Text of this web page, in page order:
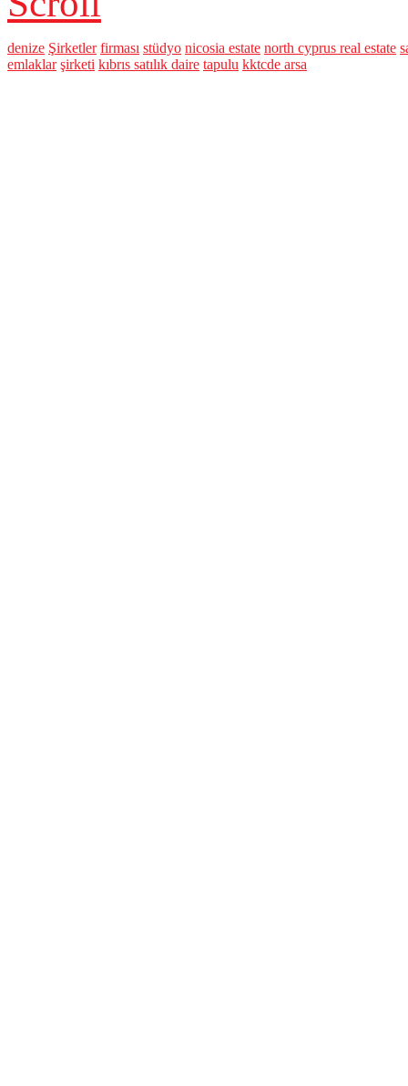
denize Şirketler firması stüdyo nicosia estate north cyprus real estate
emlaklar şirketi kıbrıs satılık daire tapulu kktcde arsa